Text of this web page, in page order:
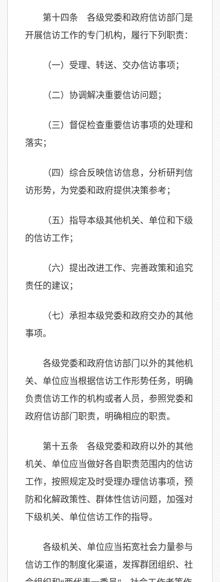
第十四条 各级党委和政府信访部门是
开展信访工作的专门机构，履行下列职责：
（一）受理、转送、交办信访事项；
（二）协调解决重要信访问题；
（三）督促检查重要信访事项的处理和
落实；
（四）综合反映信访信息，分析研判信
访形势，为党委和政府提供决策参考；
（五）指导本级其他机关、单位和下级
的信访工作；
（六）提出改进工作、完善政策和追究
责任的建议；
（七）承担本级党委和政府交办的其他
事项。
各级党委和政府信访部门以外的其他机
关、单位应当根据信访工作形势任务，明确
负责信访工作的机构或者人员，参照党委和
政府信访部门职责，明确相应的职责。
第十五条 各级党委和政府以外的其他
机关、单位应当做好各自职责范围内的信访
工作，按照规定及时受理办理信访事项，预
防和化解政策性、群体性信访问题，加强对
下级机关、单位信访工作的指导。
各级机关、单位应当拓宽社会力量参与
信访工作的制度化渠道，发挥群团组织、社